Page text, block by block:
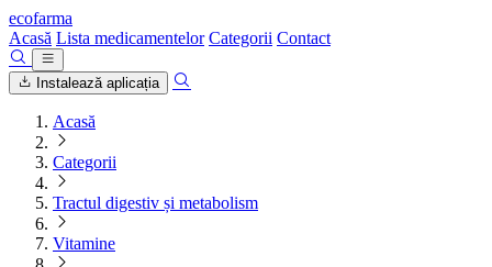
ecofarma
Acasă Lista medicamentelor Categorii Contact
Instalează aplicația
Acasă
Categorii
Tractul digestiv și metabolism
Vitamine